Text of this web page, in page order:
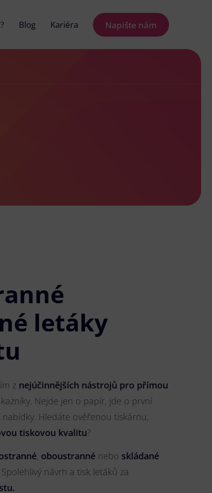
Blog Kariéra Napište nám
letáky
z nejúčinnějších nástrojů pro přímou
Nejde jen o papír, jde o první
Hledáte ověřenou tiskárnu,
tiskovou kvalitu?
, oboustranné nebo skládané
návrh a tisk letáků za